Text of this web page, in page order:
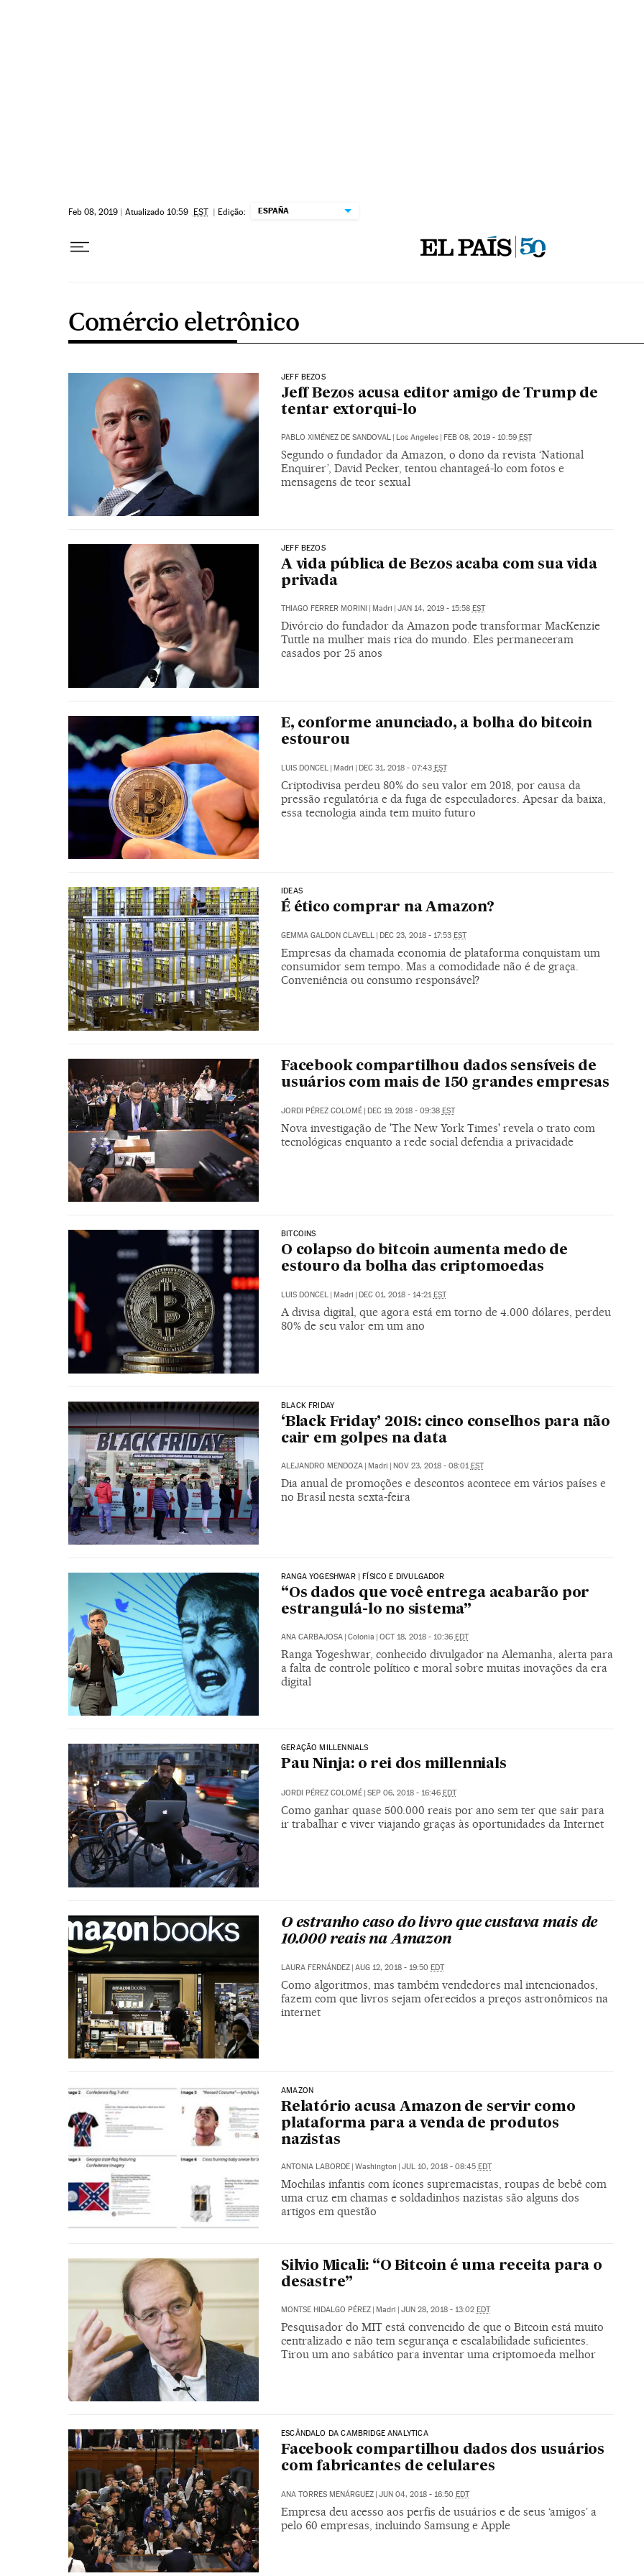
Feb 08, 2019 | Atualizado 10:59 EST | Edição: ESPAÑA
Comércio eletrônico
JEFF BEZOS
Jeff Bezos acusa editor amigo de Trump de
tentar extorqui-lo
PABLO XIMÉNEZ DE SANDOVAL | Los Angeles | FEB 08, 2019 - 10:59 EST
Segundo o fundador da Amazon, o dono da revista ‘National
Enquirer’, David Pecker, tentou chantageá-lo com fotos e
mensagens de teor sexual
JEFF BEZOS
A vida pública de Bezos acaba com sua vida
privada
THIAGO FERRER MORINI Madri JAN 14, 2019 - 15:58 EST
Divórcio do fundador da Amazon pode transformar MacKenzie
Tuttle na mulher mais rica do mundo. Eles permaneceram
casados por 25 anos
E, conforme anunciado, a bolha do bitcoin
estourou
LUIS DONCEL | Madri | DEC 31, 2018 - 07:43 EST
Criptodivisa perdeu 80% do seu valor em 2018, por causa da
pressão regulatória e da fuga de especuladores. Apesar da baixa,
essa tecnologia ainda tem muito futuro
IDEAS
É ético comprar na Amazon?
GEMMA GALDON CLAVELL DEC 23, 2018 - 17:53 EST
Empresas da chamada economia de plataforma conquistam um
consumidor sem tempo. Mas a comodidade não é de graça.
Conveniência ou consumo responsável?
Facebook compartilhou dados sensíveis de
usuários com mais de 150 grandes empresas
JORDI PÉREZ COLOMÉ DEC 19, 2018 - 09:38 EST
Nova investigação de 'The New York Times' revela o trato com
tecnológicas enquanto a rede social defendia a privacidade
BITCOINS
O colapso do bitcoin aumenta medo de
estouro da bolha das criptomoedas
LUIS DONCEL | Madri | DEC 01, 2018 - 14:21EST
A divisa digital, que agora está em torno de 4.000 dólares, perdeu
80% de seu valor em um ano
BLACK FRIDAY
‘Black Friday’ 2018: cinco conselhos para não
cair em golpes na data
ALEJANDRO MENDOZA Madri NOV 23, 2018 - 08:01 EST
Dia anual de promoções e descontos acontece em vários países e
no Brasil nesta sexta-feira
RANGA YOGESHWAR | FÍSICO E DIVULGADOR
“Os dados que você entrega acabarão por
estrangulá-lo no sistema”
ANA CARBAJOSA | Colonia | OCT 18, 2018 - 10:36 EDT
Ranga Yogeshwar, conhecido divulgador na Alemanha, alerta para
a falta de controle político e moral sobre muitas inovações da era
digital
GERAÇÃO MILLENNIALS
Pau Ninja: o rei dos millennials
JORDI PÉREZ COLOMÉ SEP 06, 2018 - 16:46 EDT
Como ganhar quase 500.000 reais por ano sem ter que sair para
ir trabalhar e viver viajando graças às oportunidades da Internet
O estranho caso do livro que custava mais de
10.000 reais na Amazon
LAURA FERNÁNDEZ | AUG 12, 2018 - 19:50 EDT
Como algoritmos, mas também vendedores mal intencionados,
fazem com que livros sejam oferecidos a preços astronômicos na
internet
AMAZON
Relatório acusa Amazon de servir como
plataforma para a venda de produtos
nazistas
ANTONIA LABORDE | Washington | JUL 10, 2018 - 08:45 EDT
Mochilas infantis com ícones supremacistas, roupas de bebê com
uma cruz em chamas e soldadinhos nazistas são alguns dos
artigos em questão
Silvio Micali: “O Bitcoin é uma receita para o
desastre”
MONTSE HIDALGO PÉREZ Madri JUN 28, 2018 - 13:02 EDT
Pesquisador do MIT está convencido de que o Bitcoin está muito
centralizado e não tem segurança e escalabilidade suficientes.
Tirou um ano sabático para inventar uma criptomoeda melhor
ESCÂNDALO DA CAMBRIDGE ANALYTICA
Facebook compartilhou dados dos usuários
com fabricantes de celulares
ANA TORRES MENÁRGUEZ | JUN 04, 2018 - 16:50 EDT
Empresa deu acesso aos perfis de usuários e de seus ‘amigos’ a
pelo 60 empresas, incluindo Samsung e Apple